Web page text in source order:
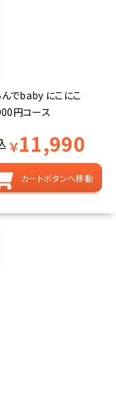
んでbaby にこにこ
円コース
￥11,990
カートボタンへ移動